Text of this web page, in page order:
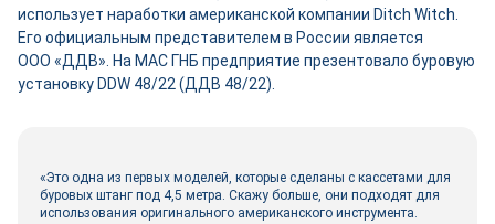
использует наработки американской компании Ditch Witch.
Его официальным представителем в России является
ООО «ДДВ». На МАС ГНБ предприятие презентовало буровую
установку DDW 48/22 (ДДВ 48/22).
«Это одна из первых моделей, которые сделаны с кассетами для
буровых штанг под 4,5 метра. Скажу больше, они подходят для
использования оригинального американского инструмента.